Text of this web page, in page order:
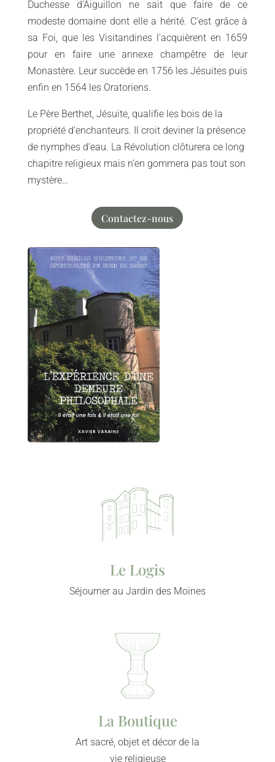
Duchesse d’Aiguillon ne sait que faire de ce
modeste domaine dont elle a hérité. C’est grâce à
sa Foi, que les Visitandines l’acquièrent en 1659
pour en faire une annexe champêtre de leur
Monastère. Leur succède en 1756 les Jésuites puis
enfin en 1564 les Oratoriens.
Le Père Berthet, Jésuite, qualifie les bois de la
propriété d’enchanteurs. Il croit deviner la présence
de nymphes d’eau. La Révolution clôturera ce long
chapitre religieux mais n’en gommera pas tout son
mystère…
Contactez-nous
Le Logis
Séjourner au Jardin des Moines
La Boutique
Art sacré, objet et décor de la
vie religieuse